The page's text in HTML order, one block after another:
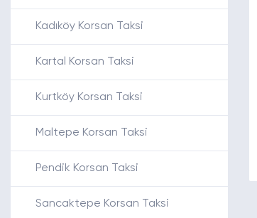
Kadıköy Korsan Taksi
Kartal Korsan Taksi
Kurtköy Korsan Taksi
Maltepe Korsan Taksi
Pendik Korsan Taksi
Sancaktepe Korsan Taksi